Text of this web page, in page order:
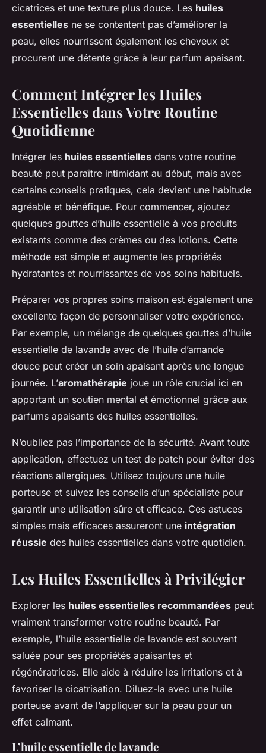
cicatrices et une texture plus douce. Les huiles
essentielles ne se contentent pas d’améliorer la
peau, elles nourrissent également les cheveux et
procurent une détente grâce à leur parfum apaisant.
Comment Intégrer les Huiles
Essentielles dans Votre Routine
Quotidienne
Intégrer les huiles essentielles dans votre routine
beauté peut paraître intimidant au début, mais avec
certains conseils pratiques, cela devient une habitude
agréable et bénéfique. Pour commencer, ajoutez
quelques gouttes d’huile essentielle à vos produits
existants comme des crèmes ou des lotions. Cette
méthode est simple et augmente les propriétés
hydratantes et nourrissantes de vos soins habituels.
Préparer vos propres soins maison est également une
excellente façon de personnaliser votre expérience.
Par exemple, un mélange de quelques gouttes d’huile
essentielle de lavande avec de l’huile d’amande
douce peut créer un soin apaisant après une longue
journée. L’aromathérapie joue un rôle crucial ici en
apportant un soutien mental et émotionnel grâce aux
parfums apaisants des huiles essentielles.
N’oubliez pas l’importance de la sécurité. Avant toute
application, effectuez un test de patch pour éviter des
réactions allergiques. Utilisez toujours une huile
porteuse et suivez les conseils d’un spécialiste pour
garantir une utilisation sûre et efficace. Ces astuces
simples mais efficaces assureront une intégration
réussie des huiles essentielles dans votre quotidien.
Les Huiles Essentielles à Privilégier
Explorer les huiles essentielles recommandées peut
vraiment transformer votre routine beauté. Par
exemple, l’huile essentielle de lavande est souvent
saluée pour ses propriétés apaisantes et
régénératrices. Elle aide à réduire les irritations et à
favoriser la cicatrisation. Diluez-la avec une huile
porteuse avant de l’appliquer sur la peau pour un
effet calmant.
L’huile essentielle de lavande